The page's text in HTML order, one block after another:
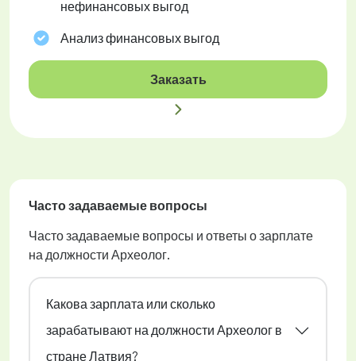
нефинансовых выгод
Анализ финансовых выгод
Заказать
Часто задаваемые вопросы
Часто задаваемые вопросы и ответы о зарплате
на должности Археолог.
Какова зарплата или сколько
зарабатывают на должности Археолог в
стране Латвия?